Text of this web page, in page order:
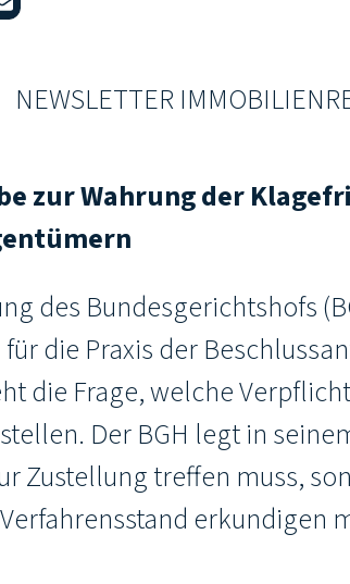
NEWSLETTER
zur Wahrung der
des Bundesgerichtshofs
die Praxis der
die Frage, welche
Der BGH legt in
Zustellung treffen muss,
erkundigen